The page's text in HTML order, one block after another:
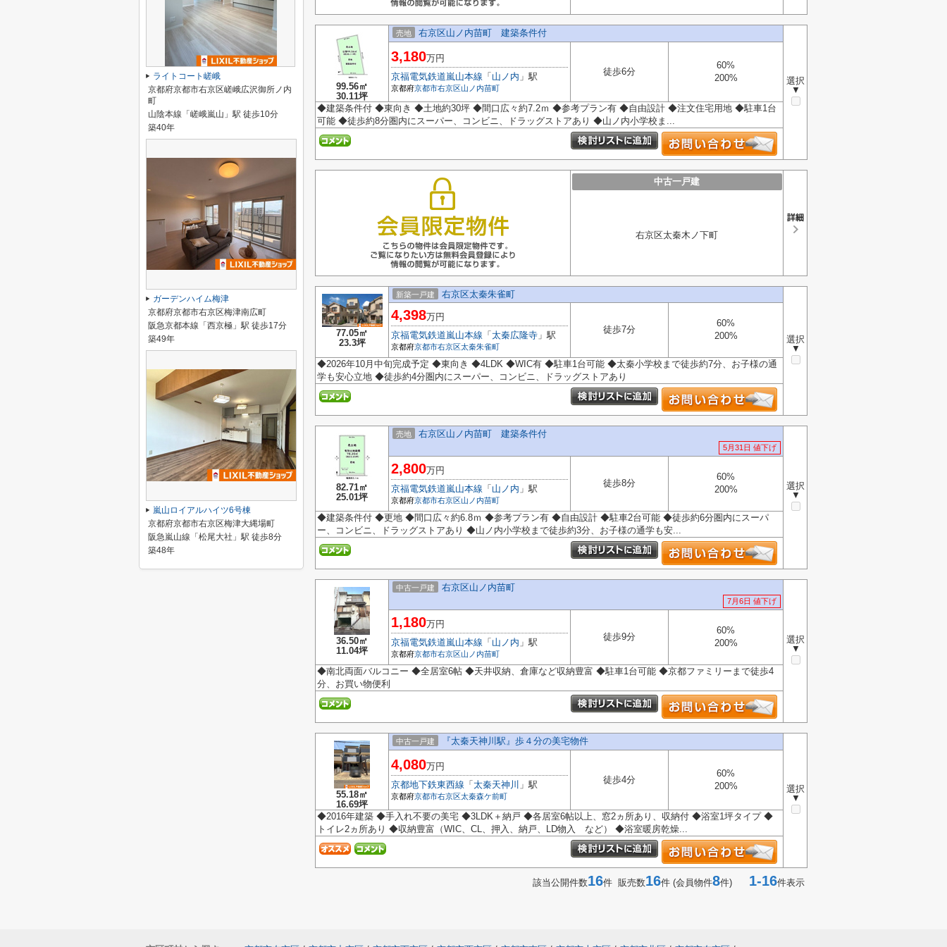
99.56㎡
30.11坪
売地 右京区山ノ内苗町 建築条件付
選択
▼
3,180万円
京福電気鉄道嵐山本線 「 山ノ内 」駅
京都府京都市右京区山ノ内苗町
徒歩6分
60%
200%
◆建築条件付 ◆東向き ◆土地約30坪 ◆間口広々約7.2ｍ ◆参考プラン有 ◆自由設計 ◆注文住宅用地 ◆駐車1台
可能 ◆徒歩約8分圏内にスーパー、コンビニ、ドラッグストアあり ◆山ノ内小学校ま...
中古一戸建
右京区太秦木ノ下町
77.05㎡
23.3坪
新築一戸建 右京区太秦朱雀町
選択
▼
4,398万円
京福電気鉄道嵐山本線 「 太秦広隆寺 」駅
京都府京都市右京区太秦朱雀町
徒歩7分
60%
200%
◆2026年10月中旬完成予定 ◆東向き ◆4LDK ◆WIC有 ◆駐車1台可能 ◆太秦小学校まで徒歩約7分、お子様の通
学も安心立地 ◆徒歩約4分圏内にスーパー、コンビニ、ドラッグストアあり
82.71㎡
25.01坪
売地 右京区山ノ内苗町 建築条件付
5月31日 値下げ
選択
▼
2,800万円
京福電気鉄道嵐山本線 「 山ノ内 」駅
京都府京都市右京区山ノ内苗町
徒歩8分
60%
200%
◆建築条件付 ◆更地 ◆間口広々約6.8ｍ ◆参考プラン有 ◆自由設計 ◆駐車2台可能 ◆徒歩約6分圏内にスーパ
ー、コンビニ、ドラッグストアあり ◆山ノ内小学校まで徒歩約3分、お子様の通学も安...
36.50㎡
11.04坪
中古一戸建 右京区山ノ内苗町
7月6日 値下げ
選択
▼
1,180万円
京福電気鉄道嵐山本線 「 山ノ内 」駅
京都府京都市右京区山ノ内苗町
徒歩9分
60%
200%
◆南北両面バルコニー ◆全居室6帖 ◆天井収納、倉庫など収納豊富 ◆駐車1台可能 ◆京都ファミリーまで徒歩4
分、お買い物便利
55.18㎡
16.69坪
中古一戸建 『太秦天神川駅』歩４分の美宅物件
選択
▼
4,080万円
京都地下鉄東西線 「 太秦天神川 」駅
京都府京都市右京区太秦森ケ前町
徒歩4分
60%
200%
◆2016年建築 ◆手入れ不要の美宅 ◆3LDK＋納戸 ◆各居室6帖以上、窓2ヵ所あり、収納付 ◆浴室1坪タイプ ◆
トイレ2ヵ所あり ◆収納豊富（WIC、CL、押入、納戸、LD物入 など） ◆浴室暖房乾燥...
該当公開件数16件 販売数16件 (会員物件8件) 1-16件表示
ライトコート嵯峨
京都府京都市右京区嵯峨広沢御所ノ内
町
山陰本線「嵯峨嵐山」駅 徒歩10分
築40年
ガーデンハイム梅津
京都府京都市右京区梅津南広町
阪急京都本線「西京極」駅 徒歩17分
築49年
嵐山ロイアルハイツ6号棟
京都府京都市右京区梅津大縄場町
阪急嵐山線「松尾大社」駅 徒歩8分
築48年